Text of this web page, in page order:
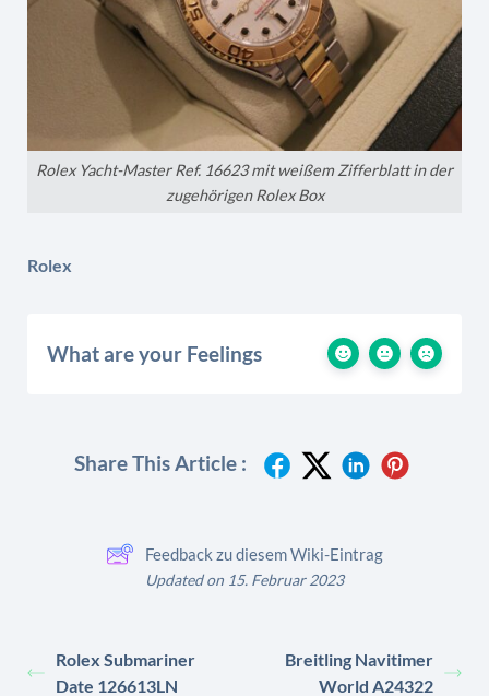
Rolex Yacht-Master Ref. 16623 mit weißem Zifferblatt in der
zugehörigen Rolex Box
Rolex
What are your Feelings
Share This Article :
Feedback zu diesem Wiki-Eintrag
Updated on 15. Februar 2023
Rolex Submariner
Date 126613LN
Breitling Navitimer
World A24322